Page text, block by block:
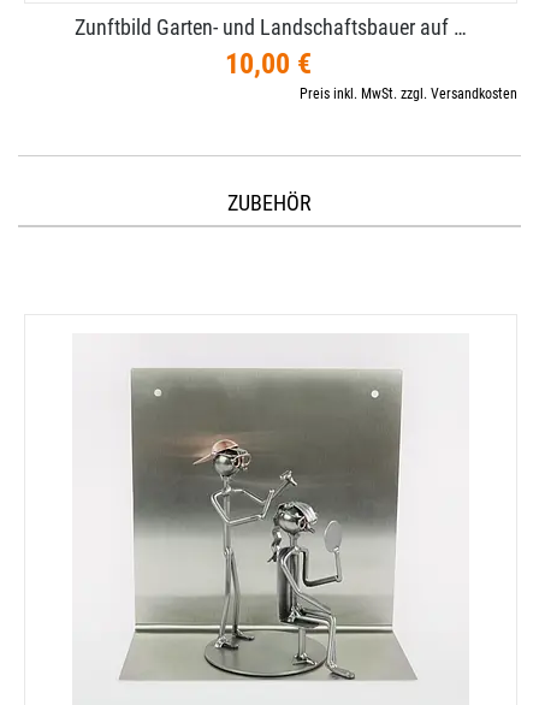
Zunftbild Garten- und Landschaftsbauer auf …
10,00 €
Preis inkl. MwSt. zzgl. Versandkosten
ZUBEHÖR